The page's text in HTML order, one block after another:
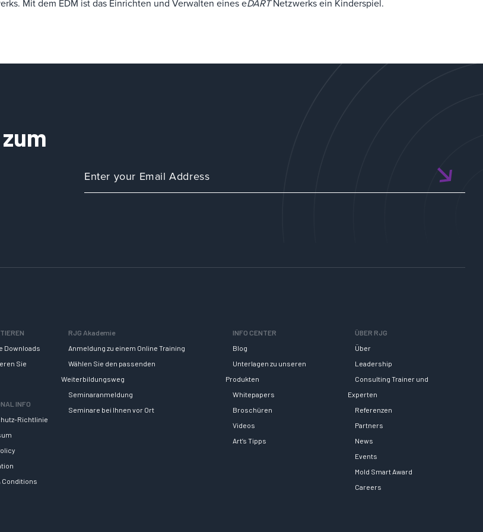
Mit dem EDM ist das Einrichten und Verwalten eines eDARTNetzwerks ein Kinderspiel.
Downloads
Sie
INFO
Richtlinie
Conditions
RJG Akademie
Anmeldung zu einem Online Training
Wählen Sie den passenden
Weiterbildungsweg
Seminaranmeldung
Seminare bei Ihnen vor Ort
INFO CENTER
Blog
Unterlagen zu unseren
Produkten
Whitepapers
Broschüren
Videos
Art’s Tipps
ÜBER RJG
Über
Leadership
Consulting Trainer und
Experten
Referenzen
Partners
News
Events
Mold Smart Award
Careers